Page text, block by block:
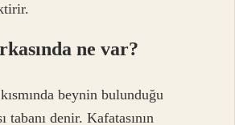
ne var?
beynin bulunduğu
tabanı denir. Kafatasının